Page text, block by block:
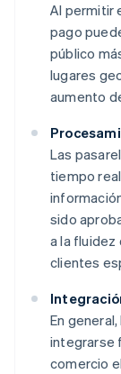
Al permitir
pago
público
lugares
aumento
Las
tiempo
sido
a la fluidez
clientes
En
integrarse
comercio